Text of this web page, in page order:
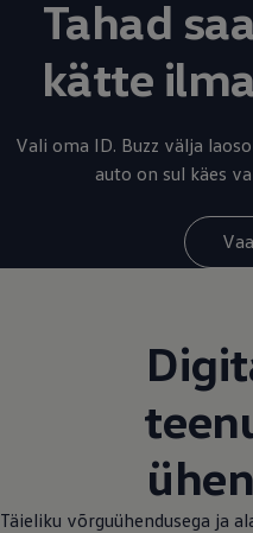
Tahad
kätte
Vali oma ID. Buzz välja
auto on sul käes
Täieliku võrguühendusega ja